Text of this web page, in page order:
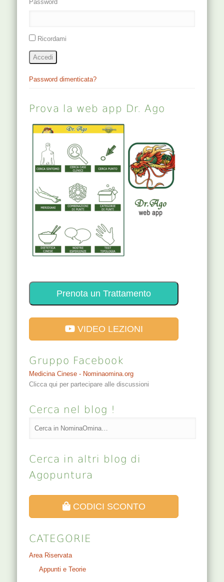
Password
Ricordami
Accedi
Password dimenticata?
Prova la web app Dr. Ago
Prenota un Trattamento
VIDEO LEZIONI
Gruppo Facebook
Medicina Cinese - Nominaomina.org
Clicca qui per partecipare alle discussioni
Cerca nel blog !
Cerca in altri blog di
Agopuntura
CODICI SCONTO
CATEGORIE
Area Riservata
Appunti e Teorie